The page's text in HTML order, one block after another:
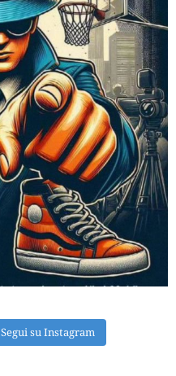
Segui su Instagram